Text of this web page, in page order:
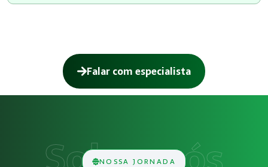
Falar com especialista
Como funciona Plataforma de Cursos
Obrigatoriedade legal
NOSSA JORNADA